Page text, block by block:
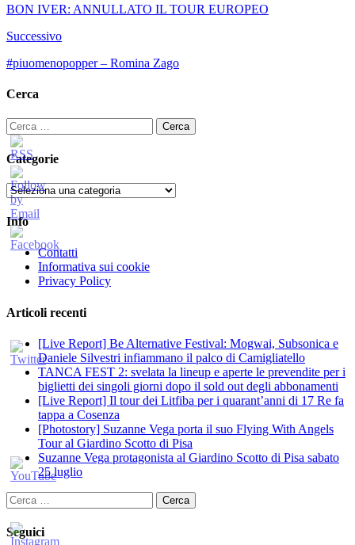
BON IVER: ANNULLATO IL TOUR EUROPEO
Successivo
#piuomenopopper – Romina Zago
Cerca
Ricerca
per:
Categorie
Categorie
Info
Contatti
Informativa sui cookie
Privacy Policy
Articoli recenti
[Live Report] Be Alternative Festival: Mogwai, Subsonica e
Daniele Silvestri infiammano il palco di Camigliatello
TANCA FEST 2: svelata la lineup e aperte le prevendite per i
biglietti dei singoli giorni dopo il sold out degli abbonamenti
[Live Report] Il tour dei Litfiba per i quarant’anni di 17 Re fa
tappa a Cosenza
[Photostory] Suzanne Vega porta il suo Flying With Angels
Tour al Giardino Scotto di Pisa
Suzanne Vega protagonista al Giardino Scotto di Pisa sabato
25 luglio
Ricerca
per:
Seguici